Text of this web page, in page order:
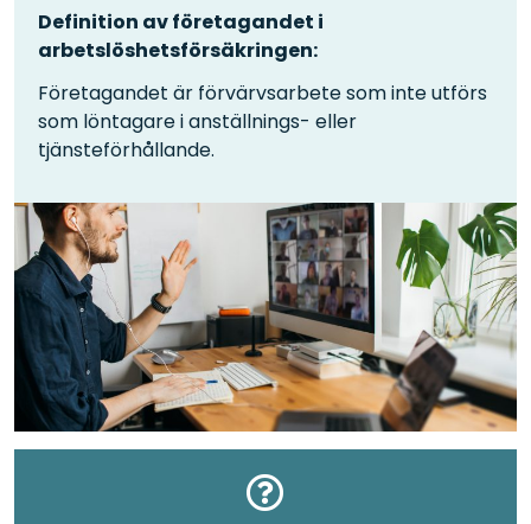
Definition av företagandet i
arbetslöshetsförsäkringen:
Företagandet är förvärvsarbete som inte utförs
som löntagare i anställnings- eller
tjänsteförhållande.